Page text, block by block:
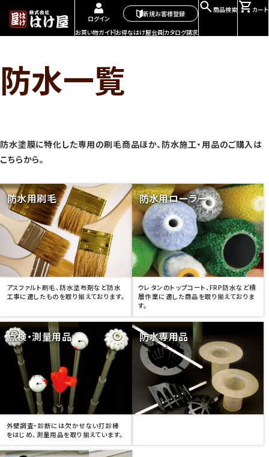
ログイン
新規お客様登録
お買い物ガイドお得なはけ屋会員 カタログ請求
商品検索 カート
防水一覧
防水塗膜に特化した専用の刷毛商品ほか、防水施工・用品のご購入は
こちらから。
防水用刷毛
アスファルト刷毛、防水塗布剤など防水
工事に適したものを取り揃えております。
防水用ローラー
ウレタンのトップコート、FRP防水など積
層作業に適した商品を取り揃えておりま
す。
点検・測量用品
外壁調査・診断には欠かせない打診棒
をはじめ、測量用品を取り揃えています。
防水専用品